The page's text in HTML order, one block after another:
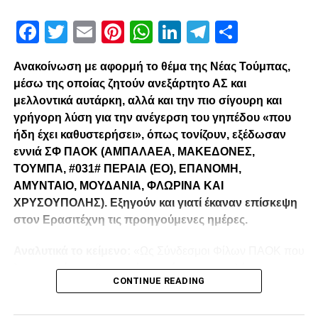
Facebook
Twitter
EmailPinterest
WhatsApp
LinkedIn
Telegram
Ανακοίνωση με αφορμή το θέμα της Νέας Τούμπας,
μέσω της οποίας ζητούν ανεξάρτητο ΑΣ και
μελλοντικά αυτάρκη, αλλά και την πιο σίγουρη και
γρήγορη λύση για την ανέγερση του γηπέδου «που
ήδη έχει καθυστερήσει», όπως τονίζουν, εξέδωσαν
εννιά ΣΦ ΠΑΟΚ (ΑΜΠΑΛΑΕΑ, ΜΑΚΕΔΟΝΕΣ,
ΤΟΥΜΠΑ, #031# ΠΕΡΑΙΑ (ΕΟ), ΕΠΑΝΟΜΗ,
ΑΜΥΝΤΑΙΟ, ΜΟΥΔΑΝΙΑ, ΦΛΩΡΙΝΑ ΚΑΙ
ΧΡΥΣΟΥΠΟΛΗΣ). Εξηγούν και γιατί έκαναν επίσκεψη
στον Ερασιτέχνη τις προηγούμενες ημέρες.
λειτουργούμε καθημερινά με γνώμωνα το καλό του
Δικεφάλου και μόνο, αισθανόμαστε την ανάγκη να
CONTINUE READING